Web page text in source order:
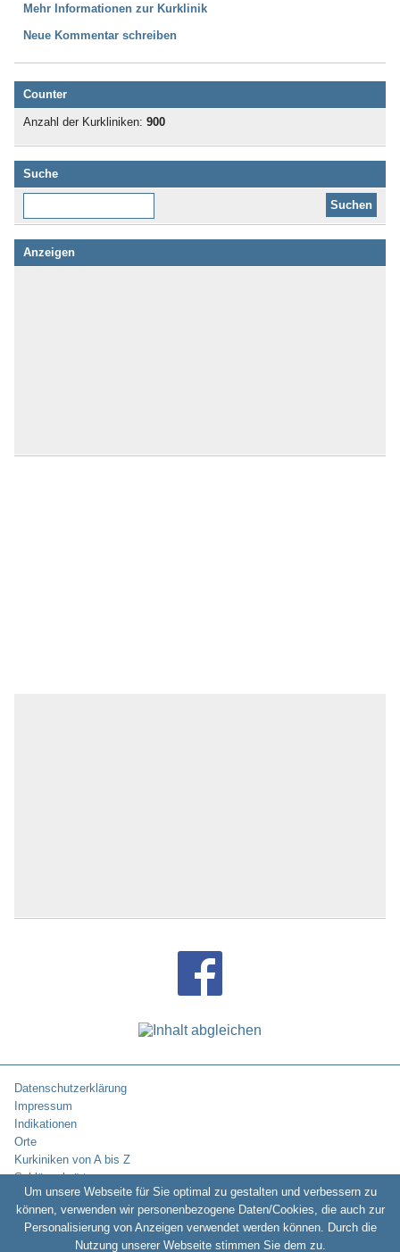
Mehr Informationen zur Kurklinik
Neue Kommentar schreiben
Counter
Anzahl der Kurkliniken: 900
Suche
Anzeigen
Datenschutzerklärung
Impressum
Indikationen
Orte
Kurkiniken von A bis Z
Schlüsselwörter
Copyright © 2010-2026: Kurklinikverzeichnis.de -
Um unsere Webseite für Sie optimal zu gestalten und verbessern zu
können, verwenden wir personenbezogene Daten/Cookies, die auch zur
Personalisierung von Anzeigen verwendet werden können. Durch die
Nutzung unserer Webseite stimmen Sie dem zu.